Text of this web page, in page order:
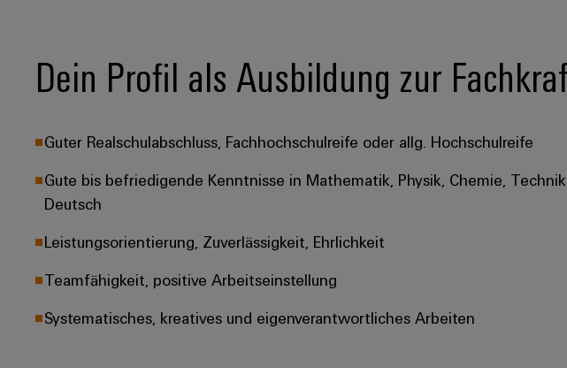
Dein Profil als Ausbildung zur
Guter Realschulabschluss, Fachhochschulreife oder allg. Hochschulreife
Gute bis befriedigende Kenntnisse in Mathematik, Physik, Chemie,
Deutsch
Leistungsorientierung, Zuverlässigkeit, Ehrlichkeit
Teamfähigkeit, positive Arbeitseinstellung
Systematisches, kreatives und eigenverantwortliches Arbeiten